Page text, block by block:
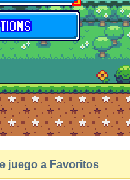
juego a Favoritos